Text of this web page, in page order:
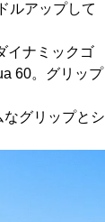
ルアップして
イナミックゴ
60。グリップ
グリップとシ